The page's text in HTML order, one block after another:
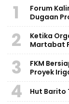
1
Forum
Dugaan
2
Ketika
Martabat
3
FKM
Proyek
4 Hut Barito